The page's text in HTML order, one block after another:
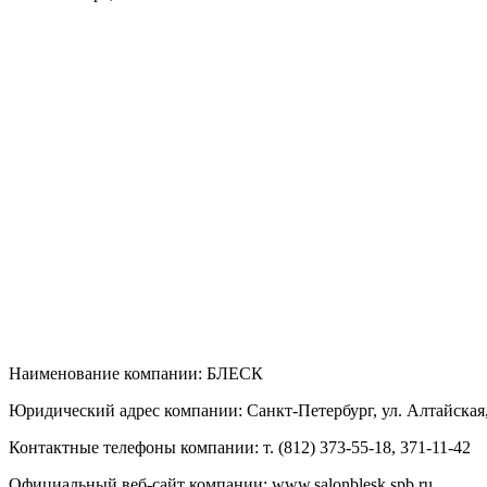
Наименование компании: БЛЕСК
Юридический адрес компании: Санкт-Петербург, ул.
Контактные телефоны компании: т. (812) 373-55-18, 371-11-42